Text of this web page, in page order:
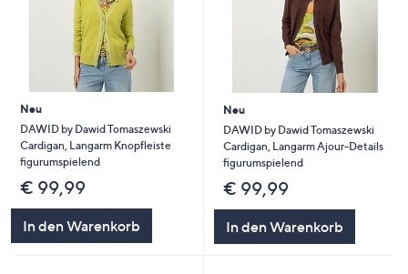
diese
anzuzeigen.
Neu
DAWID by Dawid Tomaszewski
Cardigan, Langarm Knopfleiste
figurumspielend
€ 99,99
In den Warenkorb
Neu
DAWID by Dawid Tomaszewski
Cardigan, Langarm Ajour-Details
figurumspielend
€ 99,99
In den Warenkorb